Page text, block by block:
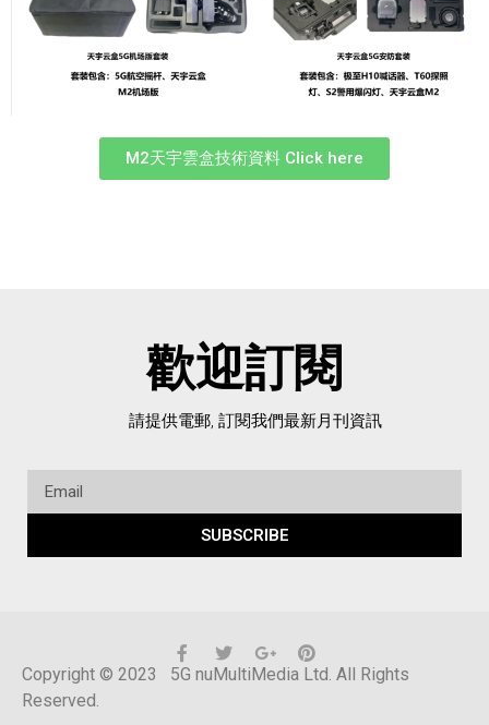
M2天宇雲盒技術資料 Click here
歡迎訂閱
請提供電郵, 訂閱我們最新月刊資訊
SUBSCRIBE
Copyright © 2023 5G nuMultiMedia Ltd. All Rights
Reserved.